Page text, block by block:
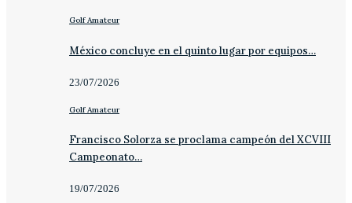
Golf Amateur
México concluye en el quinto lugar por equipos…
23/07/2026
Golf Amateur
Francisco Solorza se proclama campeón del XCVIII
Campeonato…
19/07/2026